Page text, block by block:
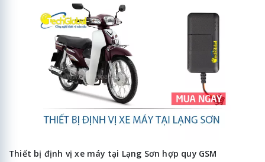
Thiết bị định vị xe máy tại Lạng Sơn hợp quy GSM